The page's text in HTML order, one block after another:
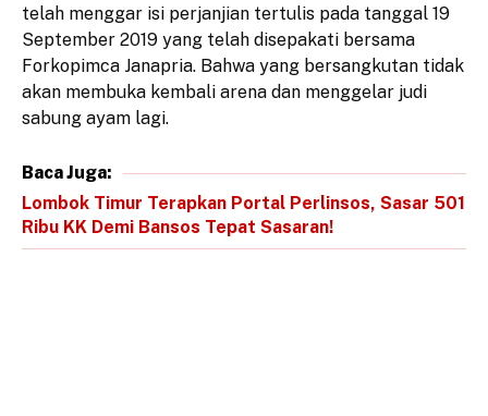
telah menggar isi perjanjian tertulis pada tanggal 19
September 2019 yang telah disepakati bersama
Forkopimca Janapria. Bahwa yang bersangkutan tidak
akan membuka kembali arena dan menggelar judi
sabung ayam lagi.
Baca Juga:
Lombok Timur Terapkan Portal Perlinsos, Sasar 501
Ribu KK Demi Bansos Tepat Sasaran!